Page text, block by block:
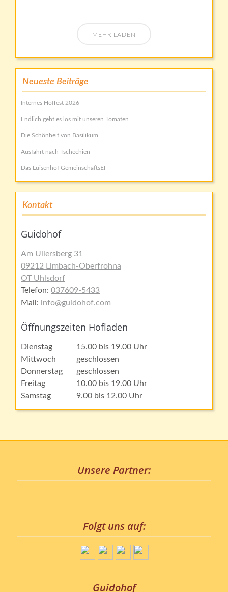
MEHR LADEN
Neueste Beiträge
Internes Hoffest 2026
Endlich geht es los mit unseren Tomaten
Die Schönheit von Basilikum
Ausfahrt nach Tschechien
Das Luisenhof GemeinschaftsEI
Kontakt
Guidohof
Am Ullersberg 31
09212 Limbach-Oberfrohna
OT Uhlsdorf
Telefon: 037609-5433
Mail: info@guidohof.com
Öffnungszeiten Hofladen
Dienstag
15.00 bis 19.00 Uhr
Mittwoch
geschlossen
Donnerstag
geschlossen
Freitag
10.00 bis 19.00 Uhr
Samstag
9.00 bis 12.00 Uhr
Unsere Partner:
Folgt uns auf:
Guidohof